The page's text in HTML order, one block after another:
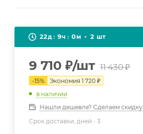
22д 9ч 0м 2 шт
9 710 ₽/шт 11 430₽
-15% Экономия 1 720 ₽
в наличии
Нашли дешевле? Сделаем скидку
Срок доставки, дней - 3